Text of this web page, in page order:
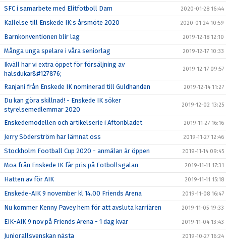
SFC i samarbete med Elitfotboll Dam 2020-01-28 16:44
Kallelse till Enskede IK:s årsmöte 2020 2020-01-24 10:59
Barnkonventionen blir lag 2019-12-18 12:10
Många unga spelare i våra seniorlag 2019-12-17 10:33
Ikväll har vi extra öppet för försäljning av
halsdukar&#127876;
2019-12-17 09:57
Ranjani från Enskede IK nominerad till Guldhanden 2019-12-14 11:27
Du kan göra skillnad! - Enskede IK söker
styrelsemedlemmar 2020
2019-12-02 13:25
Enskedemodellen och artikelserie i Aftonbladet 2019-11-27 16:16
Jerry Söderström har lämnat oss 2019-11-27 12:46
Stockholm Football Cup 2020 - anmälan är öppen 2019-11-14 09:45
Moa från Enskede IK får pris på Fotbollsgalan 2019-11-11 17:31
Hatten av för AIK 2019-11-11 15:18
Enskede-AIK 9 november kl 14.00 Friends Arena 2019-11-08 16:47
Nu kommer Kenny Pavey hem för att avsluta karriären 2019-11-05 19:33
EIK-AIK 9 nov på Friends Arena - 1 dag kvar 2019-11-04 13:43
Juniorallsvenskan nästa 2019-10-27 16:24